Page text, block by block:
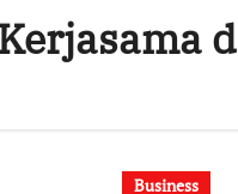
Business